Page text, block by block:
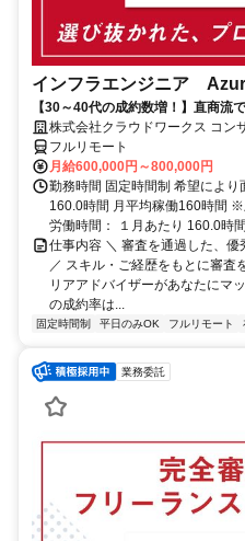
インフラエンジニア
【30～40代の成約数増！】直商流
アのスキルに合致した案件を多数保
株式会社クラウドワークス コン
フルリモート
月給600,000円～800,000円
勤務時間 固定時間制 希望により
160.0時間 月平均稼働160時間
労働時間： １月あたり 160.0時間
仕事内容 ＼ 審査を通過した、
／ スキル・ご経歴をもとに審査
リアアドバイザーがあなたにマ
の成約率は...
固定時間制 平日のみOK フルリモート
業務委託